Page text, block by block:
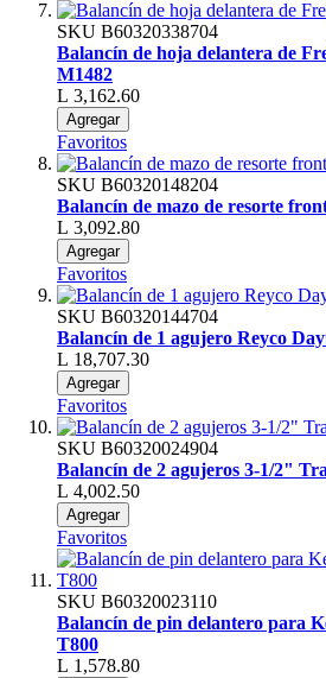
SKU B60320338704
Balancín de hoja delantera de
M1482
L 3,162.60
Agregar
Favoritos
SKU B60320148204
Balancín de mazo de resorte
L 3,092.80
Agregar
Favoritos
SKU B60320144704
Balancín de 1 agujero Reyco
L 18,707.30
Agregar
Favoritos
SKU B60320024904
Balancín de 2 agujeros 3-1/2"
L 4,002.50
Agregar
Favoritos
SKU B60320023110
Balancín de pin delantero para
T800
L 1,578.80